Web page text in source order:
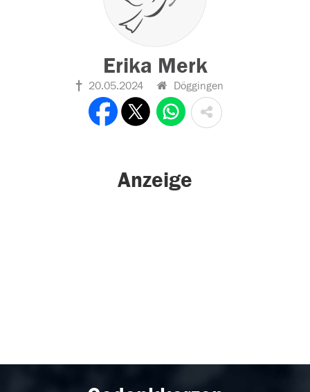
Erika Merk
20.05.2024 Döggingen
Anzeige